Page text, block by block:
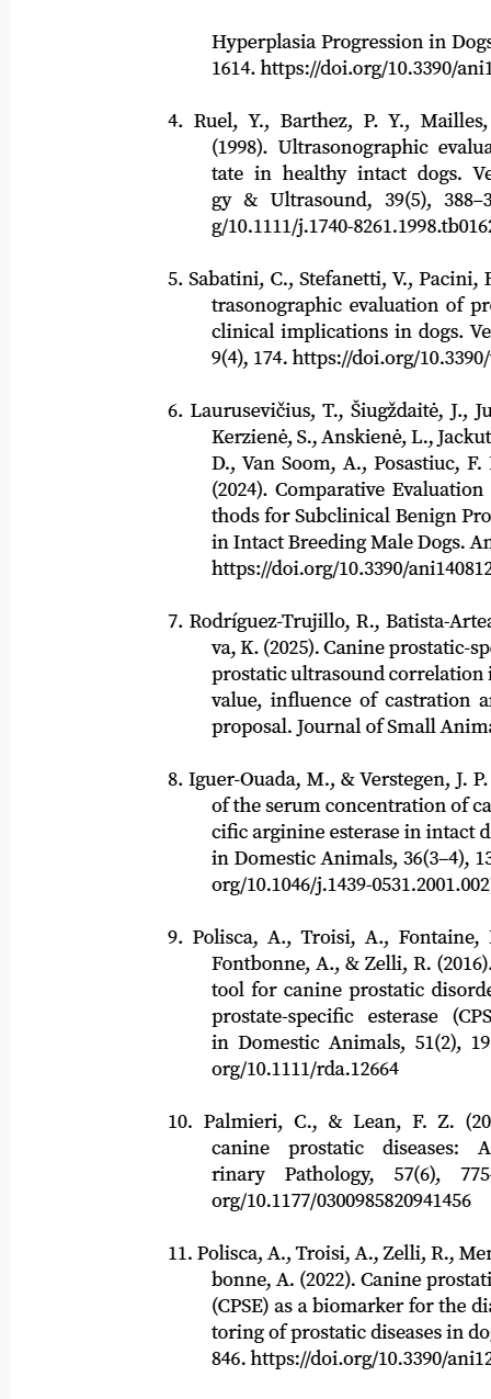
Hyperplasia Progression in Dogs?
1614. https://doi.org/10.3390/
4. Ruel, Y., Barthez, P. Y., Mailles,
(1998). Ultrasonographic
tate in healthy intact dogs.
gy
& Ultrasound, 39(5),
g/10.1111/j.1740-
5. Sabatini, C., Stefanetti, V., Pacini, F.,
trasonographic evaluation of
clinical implications in dogs.
9(4), 174. https://doi.org/10.3390/
6. Laurusevičius, T., Šiugždaitė, J.,
Kerzienė, S., Anskienė, L., Jackutė,
D., Van Soom, A., Posastiuc, F.
(2024). Comparative Evaluation of
thods for Subclinical Benign
in Intact Breeding Male Dogs.
https://doi.org/10.3390/ani14081204
7. Rodríguez -Trujillo, R., Batista -
va, K. (2025). Canine prostatic
-
prostatic ultrasound correlation in
value, influence of castration
proposal.
Journal of Small Animal
8. Iguer-Ouada, M., & Verstegen, J. P.
of the serum concentration of
cific arginine esterase in intact
in Domestic Animals, 36(3–4),
org/10.1046/j.1439-
9. Polisca, A., Troisi, A., Fontaine, E.,
Fontbonne, A., & Zelli, R. (2016).
tool for canine prostatic disorders:
prostate-specific
esterase
in Domestic Animals, 51(2),
org/10.1111/rda.12664
10. Palmieri, C., & Lean, F. Z.
canine
prostatic diseases:
rinary
Pathology, 57(6),
org/10.1177/0300985820941456
11. Polisca, A., Troisi, A., Zelli, R.,
bonne, A. (2022). Canine prostatic
(CPSE) as a biomarker for the
toring of prostatic diseases in dogs.
846. https://doi.org/10.3390/